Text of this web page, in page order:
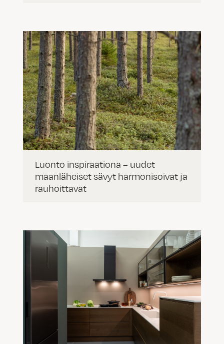
Luonto inspiraationa – uudet
maanläheiset sävyt harmonisoivat ja
rauhoittavat